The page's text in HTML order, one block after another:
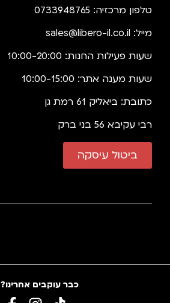
טלפון מרכזיה: 0733948765
מייל: sales@libero-il.co.il
שעות פעילות החנות: 10:00-20:00
שעות מענה אתר: 10:00-15:00
כתובת: ביאליק 61 רמת גן
רבי עקיבא 56 בני ברק
ביטול עיסקה
כבר עוקבים אחרינו?